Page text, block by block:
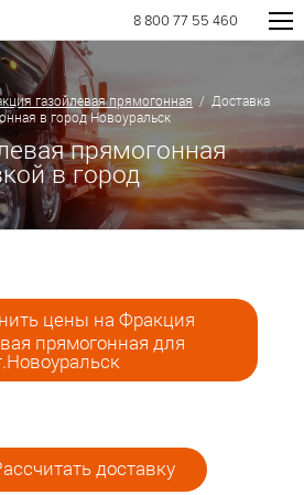
8 800 77 55 460
газойлевая прямогонная / Доставка
в город Новоуральск
прямогонная
в город
цены на Фракция
прямогонная для
доставку